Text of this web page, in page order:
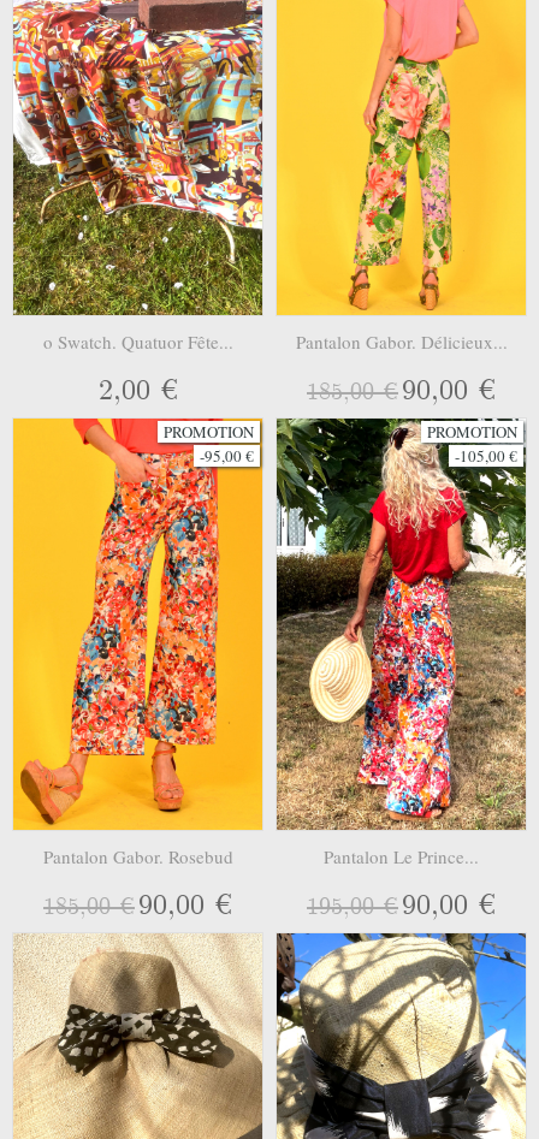
o Swatch. Quatuor Fête...
2,00 €
Pantalon Gabor. Délicieux...
185,00 €90,00 €
PROMOTION
-95,00 €
Pantalon Gabor. Rosebud
185,00 €90,00 €
PROMOTION
-105,00 €
Pantalon Le Prince...
195,00 €90,00 €